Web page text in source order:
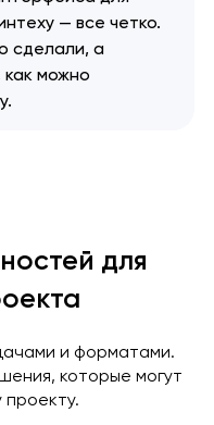
— все четко.
сделали, а
можно
для
и форматами.
которые могут